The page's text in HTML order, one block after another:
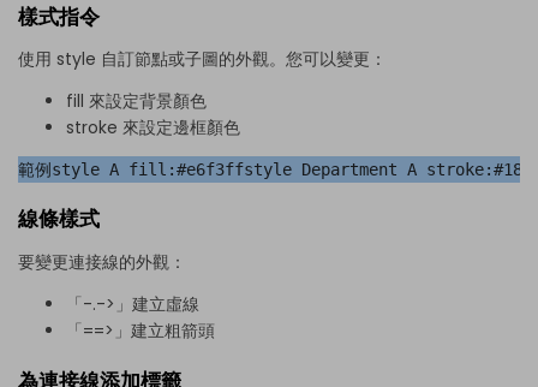
樣式指令
使用 style 自訂節點或子圖的外觀。您可以變更：
fill 來設定背景顏色
stroke 來設定邊框顏色
範例style A fill:#e6f3ffstyle Department A
線條樣式
要變更連接線的外觀：
「-.->」建立虛線
「==>」建立粗箭頭
為連接線添加標籤